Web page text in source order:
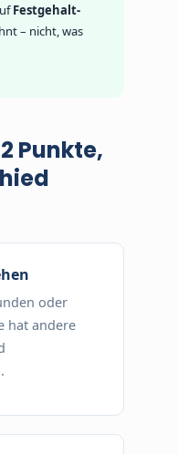
Festgehalt-
– nicht, was
Punkte,
oder
hat andere